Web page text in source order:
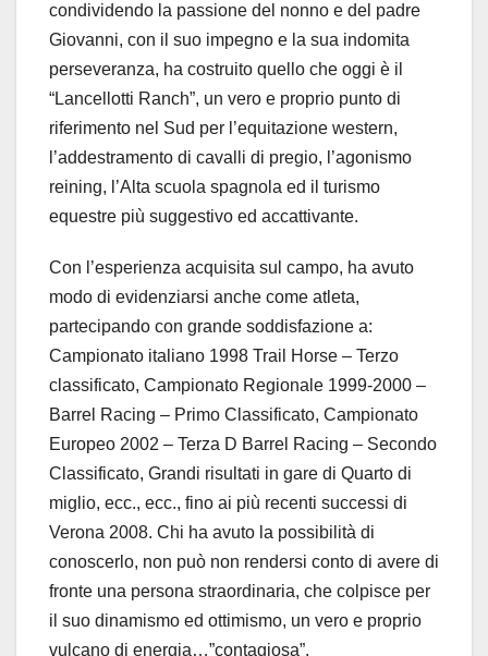
condividendo la passione del nonno e del padre
Giovanni, con il suo impegno e la sua indomita
perseveranza, ha costruito quello che oggi è il
“Lancellotti Ranch”, un vero e proprio punto di
riferimento nel Sud per l’equitazione western,
l’addestramento di cavalli di pregio, l’agonismo
reining, l’Alta scuola spagnola ed il turismo
equestre più suggestivo ed accattivante.
Con l’esperienza acquisita sul campo, ha avuto
modo di evidenziarsi anche come atleta,
partecipando con grande soddisfazione a:
Campionato italiano 1998 Trail Horse – Terzo
classificato, Campionato Regionale 1999-2000 –
Barrel Racing – Primo Classificato, Campionato
Europeo 2002 – Terza D Barrel Racing – Secondo
Classificato, Grandi risultati in gare di Quarto di
miglio, ecc., ecc., fino ai più recenti successi di
Verona 2008. Chi ha avuto la possibilità di
conoscerlo, non può non rendersi conto di avere di
fronte una persona straordinaria, che colpisce per
il suo dinamismo ed ottimismo, un vero e proprio
vulcano di energia…”contagiosa”.